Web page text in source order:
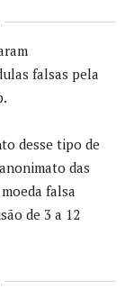
falsas pela
desse tipo de
das
falsa
de 3 a 12